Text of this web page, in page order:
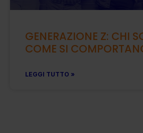
GENERAZIONE Z: CHI
COME SI
LEGGI TUTTO »